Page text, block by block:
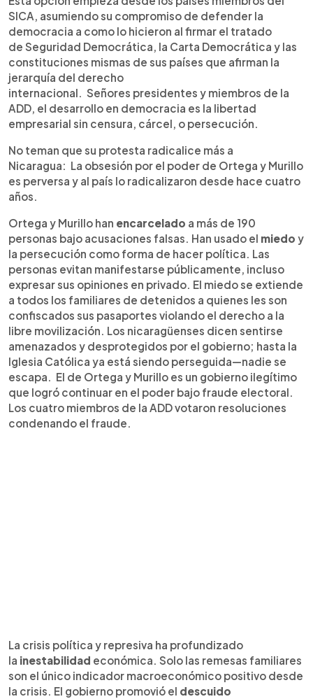
SICA, asumiendo su compromiso de defender la
democracia a como lo hicieron al firmar el tratado
de Seguridad Democrática, la Carta Democrática y las
constituciones mismas de sus países que afirman la
jerarquía del derecho
internacional. Señores presidentes y miembros de la
ADD, el desarrollo en democracia es la libertad
empresarial sin censura, cárcel, o persecución.
No teman que su protesta radicalice más a
Nicaragua: La obsesión por el poder de Ortega y Murillo
es perversa y al país lo radicalizaron desde hace cuatro
años.
Ortega y Murillo han encarcelado a más de 190
personas bajo acusaciones falsas. Han usado el miedo y
la persecución como forma de hacer política. Las
personas evitan manifestarse públicamente, incluso
expresar sus opiniones en privado. El miedo se extiende
a todos los familiares de detenidos a quienes les son
confiscados sus pasaportes violando el derecho a la
libre movilización. Los nicaragüenses dicen sentirse
amenazados y desprotegidos por el gobierno; hasta la
Iglesia Católica ya está siendo perseguida—nadie se
escapa. El de Ortega y Murillo es un gobierno ilegítimo
que logró continuar en el poder bajo fraude electoral.
Los cuatro miembros de la ADD votaron resoluciones
condenando el fraude.
La crisis política y represiva ha profundizado
la inestabilidad económica. Solo las remesas familiares
son el único indicador macroeconómico positivo desde
la crisis. El gobierno promovió el descuido